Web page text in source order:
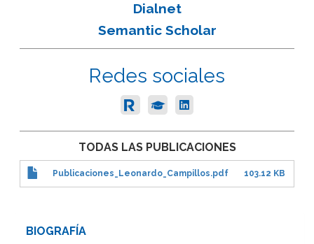
Dialnet
Semantic Scholar
Redes sociales
TODAS LAS PUBLICACIONES
Publicaciones_Leonardo_Campillos.pdf 103.12 KB
BIOGRAFÍA